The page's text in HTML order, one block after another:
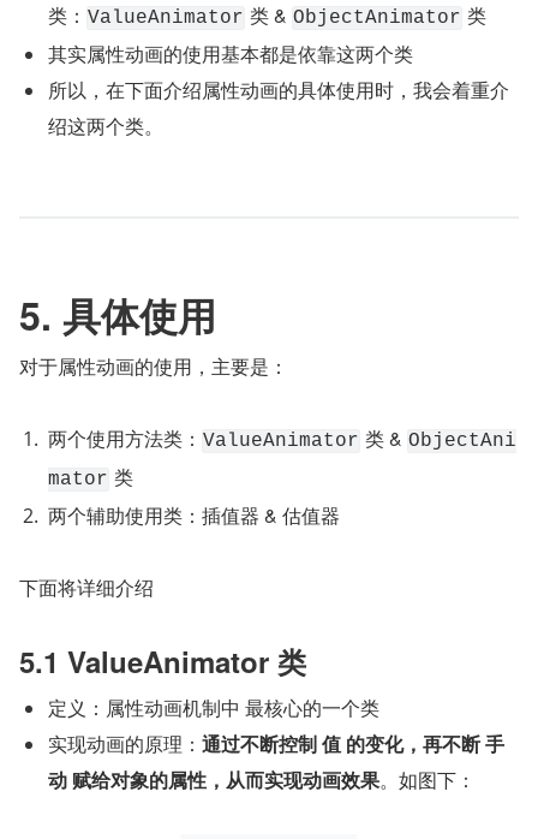
类： ValueAnimator 类 & ObjectAnimator 类
其实属性动画的使用基本都是依靠这两个类
所以，在下面介绍属性动画的具体使用时，我会着重介
绍这两个类。
5. 具体使用
对于属性动画的使用，主要是：
两个使用方法类： ValueAnimator 类 & ObjectAni
mator 类
两个辅助使用类：插值器 & 估值器
下面将详细介绍
5.1 ValueAnimator 类
定义：属性动画机制中 最核心的一个类
实现动画的原理： 通过不断控制 值 的变化，再不断 手
动 赋给对象的属性，从而实现动画效果。如图下：